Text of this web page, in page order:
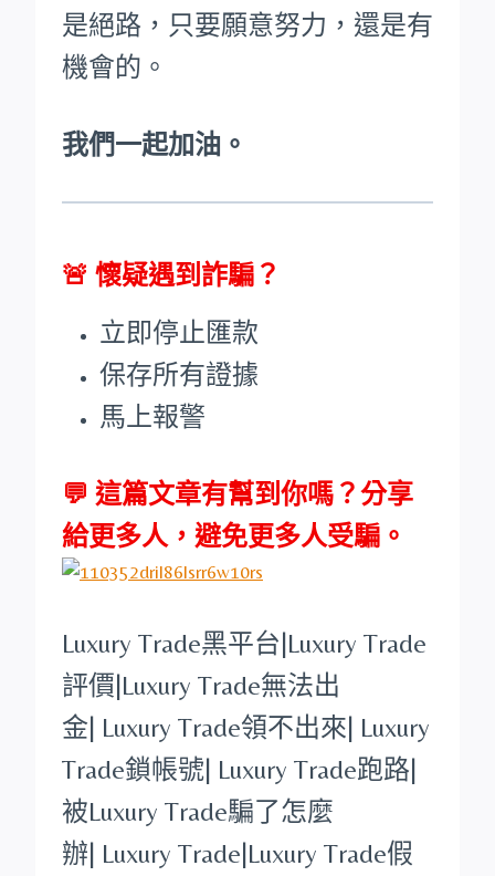
是絕路，只要願意努力，還是有
機會的。
我們一起加油。
🚨 懷疑遇到詐騙？
立即停止匯款
保存所有證據
馬上報警
💬 這篇文章有幫到你嗎？分享
給更多人，避免更多人受騙。
Luxury Trade黑平台|Luxury Trade
評價|Luxury Trade無法出
金| Luxury Trade領不出來| Luxury
Trade鎖帳號| Luxury Trade跑路|
被Luxury Trade騙了怎麼
辦| Luxury Trade|Luxury Trade假